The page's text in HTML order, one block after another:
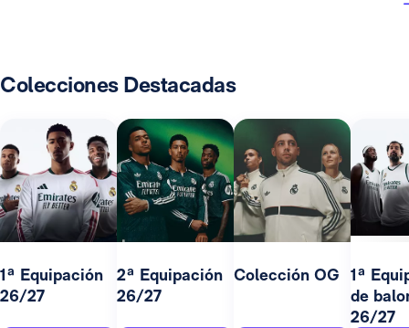
Colecciones Destacadas
1ª Equipación
26/27
2ª Equipación
26/27
Colección OG
1ª
de
26/27